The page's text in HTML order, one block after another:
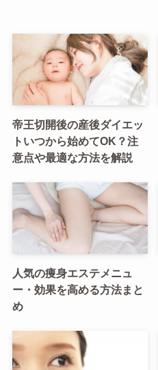
帝王切開後の産後ダイエッ
トいつから始めてOK？注
意点や最適な方法を解説
人気の痩身エステメニュ
ー・効果を高める方法まと
め